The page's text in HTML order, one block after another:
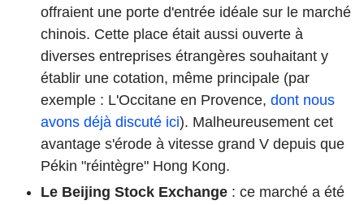
offraient une porte d'entrée idéale sur le marché
chinois. Cette place était aussi ouverte à
diverses entreprises étrangères souhaitant y
établir une cotation, même principale (par
exemple : L'Occitane en Provence, dont nous
avons déjà discuté ici). Malheureusement cet
avantage s'érode à vitesse grand V depuis que
Pékin "réintègre" Hong Kong.
Le Beijing Stock Exchange : ce marché a été